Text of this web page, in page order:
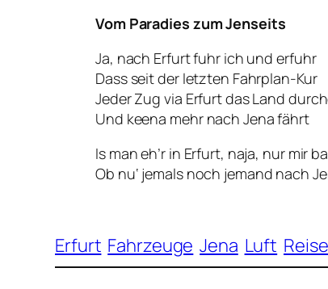
Vom Paradies zum Jenseits
Ja, nach Erfurt fuhr ich und erfuhr
Dass seit der letzten Fahrplan-Kur
Jeder Zug via Erfurt das Land
Und keena mehr nach Jena fährt
Is man eh’r in Erfurt, naja, nur mir
Ob nu‘ jemals noch jemand nach
Erfurt Fahrzeuge Jena Luft